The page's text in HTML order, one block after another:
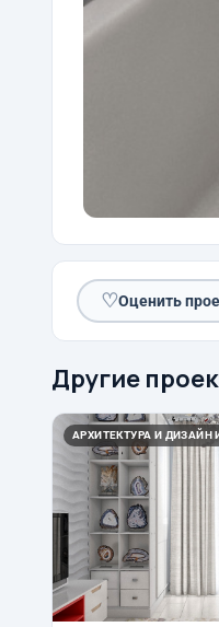
♡Оценить
Другие
АРХИТЕКТУРА И ДИЗАЙН